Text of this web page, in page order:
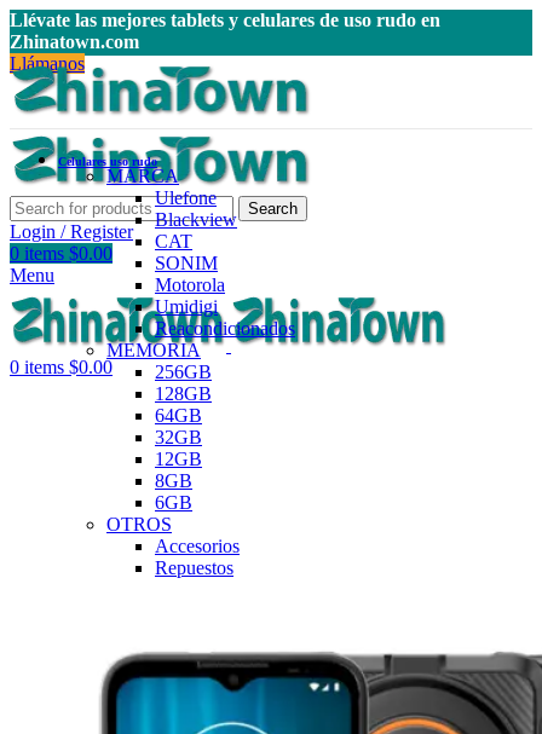
Llévate las mejores tablets y celulares de uso rudo en
Zhinatown.com
Llámanos
Search
Login / Register
0 items $0.00
Menu
0 items $0.00
Celulares uso rudo
MARCA
Ulefone
Blackview
CAT
SONIM
Motorola
Umidigi
Reacondicionados
MEMORIA
256GB
128GB
64GB
32GB
12GB
8GB
6GB
OTROS
Accesorios
Repuestos